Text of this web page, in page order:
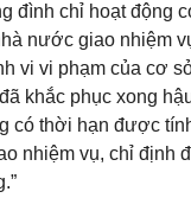
đình chỉ hoạt động
nước giao nhiệm
vi vi phạm của cơ
khắc phục xong
có thời hạn được
nhiệm vụ, chỉ